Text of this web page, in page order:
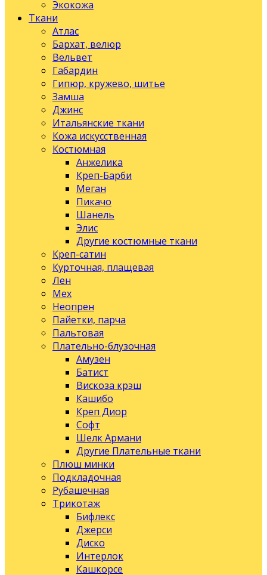
Экокожа
Ткани
Атлас
Бархат, велюр
Вельвет
Габардин
Гипюр, кружево, шитье
Замша
Джинс
Итальянские ткани
Кожа искусственная
Костюмная
Анжелика
Креп-Барби
Меган
Пикачо
Шанель
Элис
Другие костюмные ткани
Креп-сатин
Курточная, плащевая
Лен
Мех
Неопрен
Пайетки, парча
Пальтовая
Плательно-блузочная
Амузен
Батист
Вискоза крэш
Кашибо
Креп Диор
Софт
Шелк Армани
Другие Плательные ткани
Плюш минки
Подкладочная
Рубашечная
Трикотаж
Бифлекс
Джерси
Диско
Интерлок
Кашкорсе